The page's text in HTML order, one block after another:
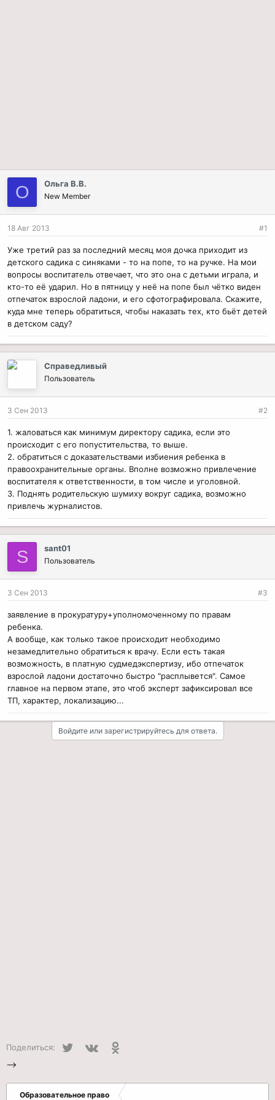
О Ольга В.В.
New Member
18 Авг 2013 #1
Уже третий раз за последний месяц моя дочка приходит из
детского садика с синяками - то на попе, то на ручке. На мои
вопросы воспитатель отвечает, что это она с детьми играла, и
кто-то её ударил. Но в пятницу у неё на попе был чётко виден
отпечаток взрослой ладони, и его сфотографировала. Скажите,
куда мне теперь обратиться, чтобы наказать тех, кто бьёт детей
в детском саду?
Справедливый
Пользователь
3 Сен 2013 #2
1. жаловаться как минимум директору садика, если это
происходит с его попустительства, то выше.
2. обратиться с доказательствами избиения ребенка в
правоохранительные органы. Вполне возможно привлечение
воспитателя к ответственности, в том числе и уголовной.
3. Поднять родительскую шумиху вокруг садика, возможно
привлечь журналистов.
S sant01
Пользователь
3 Сен 2013 #3
заявление в прокуратуру+уполномоченному по правам
ребенка.
А вообще, как только такое происходит необходимо
незамедлительно обратиться к врачу. Если есть такая
возможность, в платную судмедэкспертизу, ибо отпечаток
взрослой ладони достаточно быстро "расплывется". Самое
главное на первом этапе, это чтоб эксперт зафиксировал все
ТП, характер, локализацию...
Войдите или зарегистрируйтесь для ответа.
Поделиться: Twitter
-->
Образовательное право